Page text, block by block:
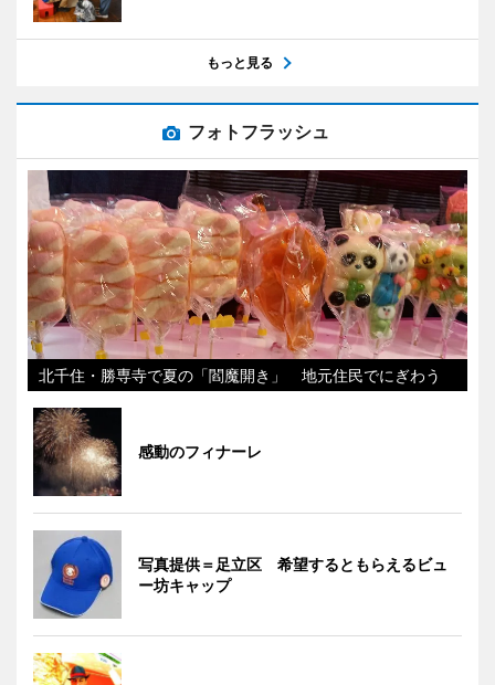
もっと見る
フォトフラッシュ
北千住・勝専寺で夏の「閻魔開き」 地元住民でにぎわう
感動のフィナーレ
写真提供＝足立区 希望するともらえるビュ
ー坊キャップ